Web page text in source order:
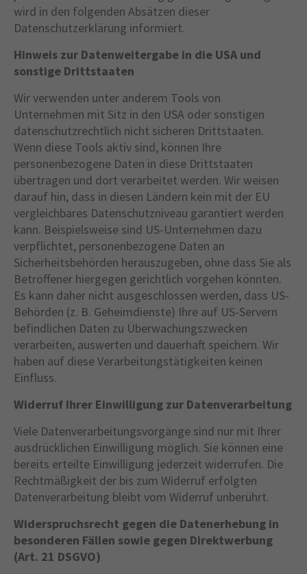
wird in den folgenden Absätzen dieser
Datenschutzerklärung informiert.
Hinweis zur Datenweitergabe in die USA und
sonstige Drittstaaten
Wir verwenden unter anderem Tools von
Unternehmen mit Sitz in den USA oder sonstigen
datenschutzrechtlich nicht sicheren Drittstaaten.
Wenn diese Tools aktiv sind, können Ihre
personenbezogene Daten in diese Drittstaaten
übertragen und dort verarbeitet werden. Wir weisen
darauf hin, dass in diesen Ländern kein mit der EU
vergleichbares Datenschutzniveau garantiert werden
kann. Beispielsweise sind US-Unternehmen dazu
verpflichtet, personenbezogene Daten an
Sicherheitsbehörden herauszugeben, ohne dass Sie als
Betroffener hiergegen gerichtlich vorgehen könnten.
Es kann daher nicht ausgeschlossen werden, dass US-
Behörden (z. B. Geheimdienste) Ihre auf US-Servern
befindlichen Daten zu Überwachungszwecken
verarbeiten, auswerten und dauerhaft speichern. Wir
haben auf diese Verarbeitungstätigkeiten keinen
Einfluss.
Widerruf Ihrer Einwilligung zur Datenverarbeitung
Viele Datenverarbeitungsvorgänge sind nur mit Ihrer
ausdrücklichen Einwilligung möglich. Sie können eine
bereits erteilte Einwilligung jederzeit widerrufen. Die
Rechtmäßigkeit der bis zum Widerruf erfolgten
Datenverarbeitung bleibt vom Widerruf unberührt.
Widerspruchsrecht gegen die Datenerhebung in
besonderen Fällen sowie gegen Direktwerbung
(Art. 21 DSGVO)